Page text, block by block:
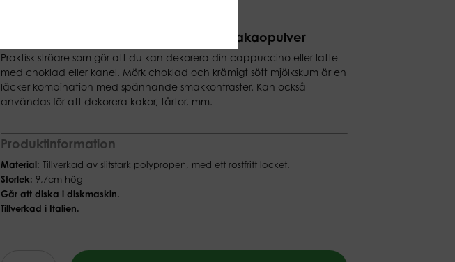
Dekorera din cappuccino/latte med kakaopulver
Praktisk ströare som gör att du kan dekorera din cappuccino eller latte
med choklad eller kanel. Mörk choklad och krämigt sött mjölkskum är en
läcker kombination med spännande smakkontraster. Kan också
användas för att dekorera kakor, tårtor, mm.
Produktinformation
Material: Tillverkad av slitstark polypropen, med ett rostfritt locket.
Storlek: 9,7cm hög
Går att diska i diskmaskin.
Tillverkad i Italien.